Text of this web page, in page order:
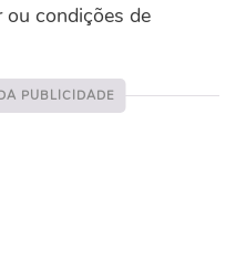
condições de